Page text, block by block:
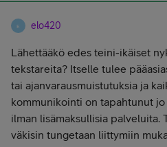
E elo420
Lähettääkö edes teini-ikäiset
tekstareita? Itselle tulee
tai ajanvarausmuistutuksia ja
kommunikointi on tapahtunut
ilman lisämaksullisia palveluita.
väkisin tungetaan liittymiin